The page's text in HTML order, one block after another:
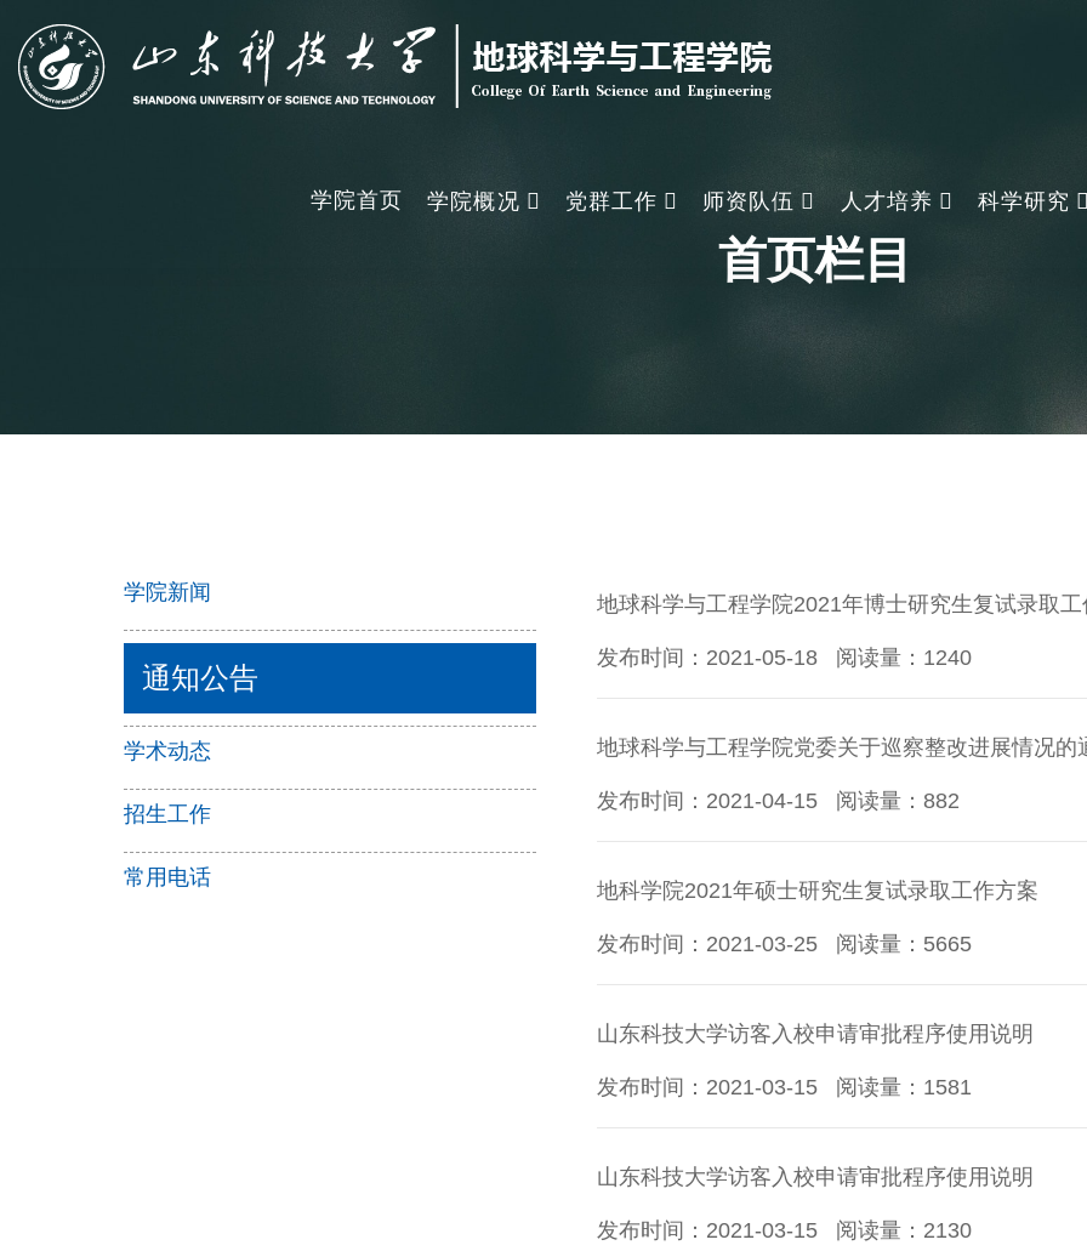
学院首页 学院概况 党群工作 师资队伍 人才培养 科学研究
首页栏目
地球科学与工程学院2021年博士研究生复试录取工
发布时间：2021-05-18 阅读量： 1240
地球科学与工程学院党委关于巡察整改进展情况的
发布时间：2021-04-15 阅读量： 882
地科学院2021年硕士研究生复试录取工作方案
发布时间：2021-03-25 阅读量： 5665
山东科技大学访客入校申请审批程序使用说明
发布时间：2021-03-15 阅读量： 1581
山东科技大学访客入校申请审批程序使用说明
发布时间：2021-03-15 阅读量： 2130
学院新闻
通知公告
学术动态
招生工作
常用电话